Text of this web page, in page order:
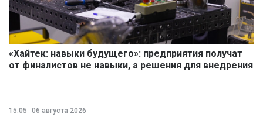
«Хайтек: навыки будущего»: предприятия получат
от финалистов не навыки, а решения для внедрения
15:05 06 августа 2026